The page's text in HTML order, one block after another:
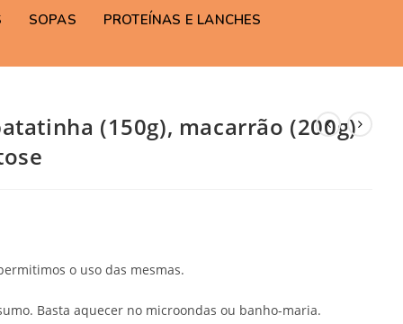
SOPAS
PROTEÍNAS E LANCHES
(150g), macarrão (200g)
o uso das mesmas.
Basta aquecer no microondas ou banho-maria.